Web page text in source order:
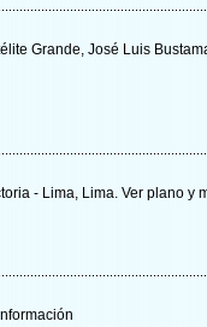
Grande, José Luis
- Lima, Lima. Ver plano y